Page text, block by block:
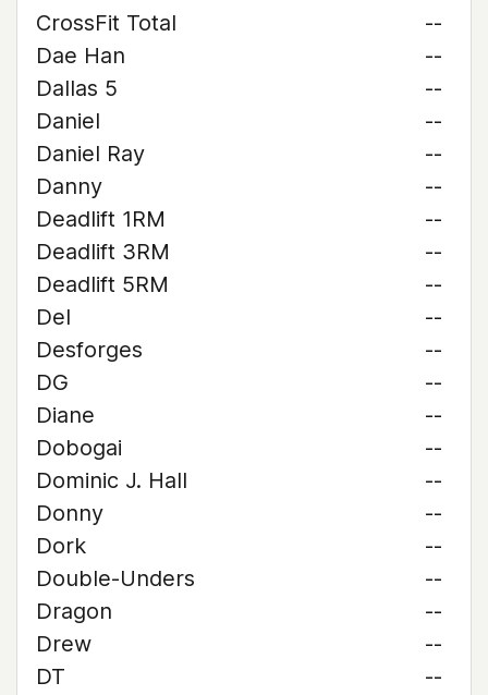
CrossFit Total
--
Dae Han
--
Dallas 5
--
Daniel
--
Daniel Ray
--
Danny
--
Deadlift 1RM
--
Deadlift 3RM
--
Deadlift 5RM
--
Del
--
Desforges
--
DG
--
Diane
--
Dobogai
--
Dominic J. Hall
--
Donny
--
Dork
--
Double-Unders
--
Dragon
--
Drew
--
DT
--